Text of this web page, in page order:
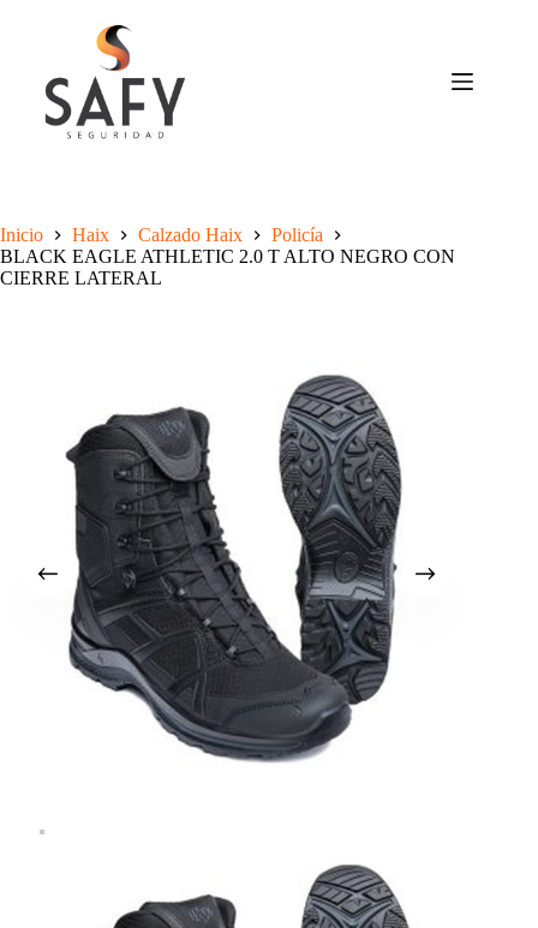
Inicio Haix Calzado Haix
Policía
BLACK EAGLE ATHLETIC 2.0 T ALTO NEGRO CON
CIERRE LATERAL